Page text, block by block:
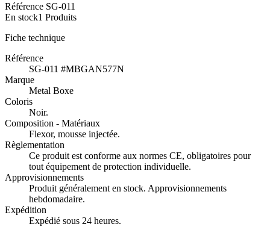
Référence SG-011
En stock1 Produits
Fiche technique
Référence
SG-011 #MBGAN577N
Marque
Metal Boxe
Coloris
Noir.
Composition - Matériaux
Flexor, mousse injectée.
Règlementation
Ce produit est conforme aux normes CE, obligatoires pour
tout équipement de protection individuelle.
Approvisionnements
Produit généralement en stock. Approvisionnements
hebdomadaire.
Expédition
Expédié sous 24 heures.